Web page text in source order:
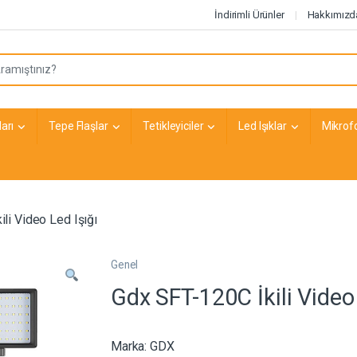
İndirimli Ürünler
Tepe Flaşlar Tetikleyiciler Led Işıklar
Video Led Işığı
Genel
Gdx SFT-120C İkili Video
Marka: GDX